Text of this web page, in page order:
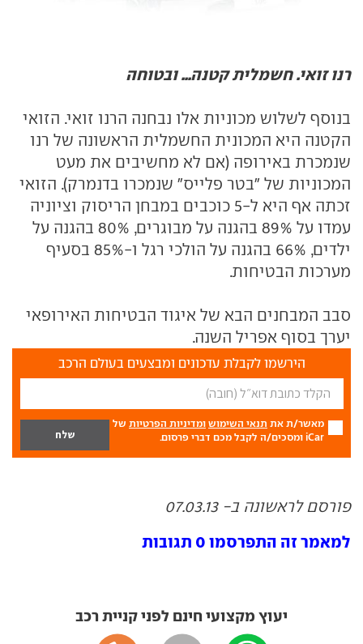
רנו זואי. חשמלית קטנה... ובטוחה
בנוסף לשלוש מכוניות אלו נבחנה הרנו זואי. הזואי
הקטנה היא המכונית החשמלית הראשונה של רנו
שנמכרת באירופה (אם לא מחשיבים את מעט
המכוניות של "בטר פלייס" שנמכרו בדנמרק). הזואי
זכתה אף היא ל-5 כוכבים במבחן הריסוק וציוניה
עמדו על 89% בהגנה על מבוגרים, 80% בהגנה על
ילדים, 66% בהגנה על הולכי רגל ו-85% בסעיף
מערכות הבטיחות.
סבב המבחנים הבא של איגוד הבטיחות האירופאי
יערך בסוף אפריל השנה.
הירשמו לקבלת עדכונים ומבצעים בעולם הרכב
מאשר/ת את תנאי השימוש ומדיניות הפרטיות של
iCar ומסכים/ה לקבל מכם דברי פרסום.
פורסם לראשונה ב- 07.03.13
למאמר זה התפרסמו 0 תגובות
יעוץ מקצועי חינם לפני קניית רכב